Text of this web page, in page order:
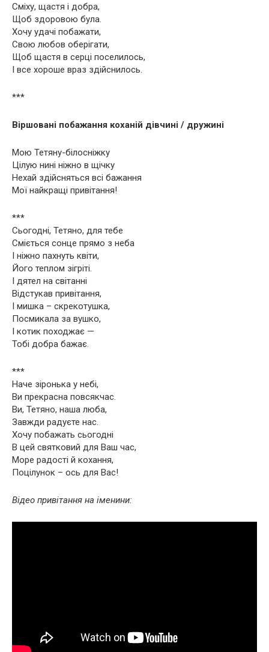
Сміху, щастя і добра,
Щоб здоровою була.
Хочу удачі побажати,
Свою любов оберігати,
Щоб щастя в серці поселилось,
І все хороше враз здійснилось.
***
Віршовані побажання коханій дівчині / дружині
Мою Тетяну-білосніжку
Цілую нині ніжно в щічку
Нехай здійсняться всі бажання
Мої найкращі привітання!
***
Сьогодні, Тетяно, для тебе
Сміється сонце прямо з неба
І ніжно пахнуть квіти,
Його теплом зігріті.
І дятел на світанні
Відстукав привітання,
І мишка – скрекотушка,
Посмикала за вушко,
І котик походжає —
Тобі добра бажає.
***
Наче зіронька у небі,
Ви прекрасна повсякчас.
Ви, Тетяно, наша люба,
Завжди радуєте нас.
Хочу побажать сьогодні
В цей святковий для Ваш час,
Море радості й кохання,
Поцілунок – ось для Вас!
Відео привітання на іменини: